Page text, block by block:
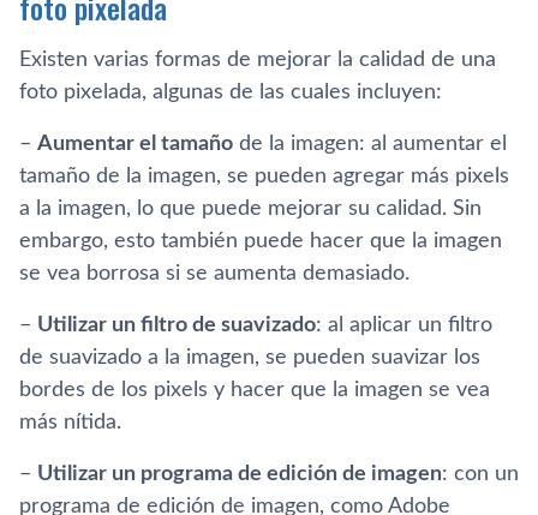
Existen varias formas de mejorar la calidad de una
foto pixelada, algunas de las cuales incluyen:
– Aumentar el tamaño de la imagen: al aumentar el
tamaño de la imagen, se pueden agregar más pixels
a la imagen, lo que puede mejorar su calidad. Sin
embargo, esto también puede hacer que la imagen
se vea borrosa si se aumenta demasiado.
– Utilizar un filtro de suavizado: al aplicar un filtro
de suavizado a la imagen, se pueden suavizar los
bordes de los pixels y hacer que la imagen se vea
más nítida.
– Utilizar un programa de edición de imagen: con un
programa de edición de imagen, como Adobe